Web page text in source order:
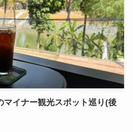
マイナー観光スポット巡り(後